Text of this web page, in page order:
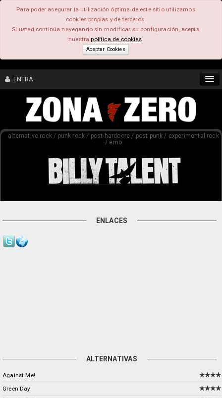
Para poder asegurar la utilización óptima de este sitio utilizamos
cookies propias y de terceros.
Si usted continúa navegando sin modificar su configuración, acepta
nuestrapolítica de cookies.
Aceptar Cookies
ENTRA
CONTENIDO
FEEEDBACK
alternative rock / punk rock / post-hardcore / post-punk / experimental rock
/ emo
ENLACES
ALTERNATIVAS
Against Me!
Green Day